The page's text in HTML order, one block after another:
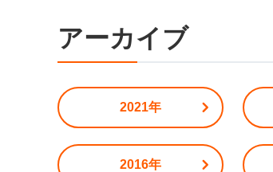
アーカイブ
2021年
2016年